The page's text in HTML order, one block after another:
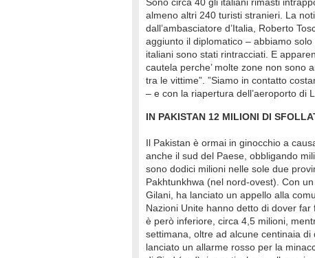
almeno altri 240 turisti stranieri. La
dall’ambasciatore d’Italia, Roberto
aggiunto il diplomatico – abbiamo
italiani sono stati rintracciati. E
cautela perche’ molte zone non sono
tra le vittime”. ”Siamo in contatto
– e con la riapertura dell’aeroporto di
IN PAKISTAN 12 MILIONI DI
Il Pakistan è ormai in ginocchio a
anche il sud del Paese, obbligando
sono dodici milioni nelle sole due
Pakhtunkhwa (nel nord-ovest). Con
Gilani, ha lanciato un appello alla
Nazioni Unite hanno detto di dover
è però inferiore, circa 4,5 milioni,
settimana, oltre ad alcune centinaia
lanciato un allarme rosso per la